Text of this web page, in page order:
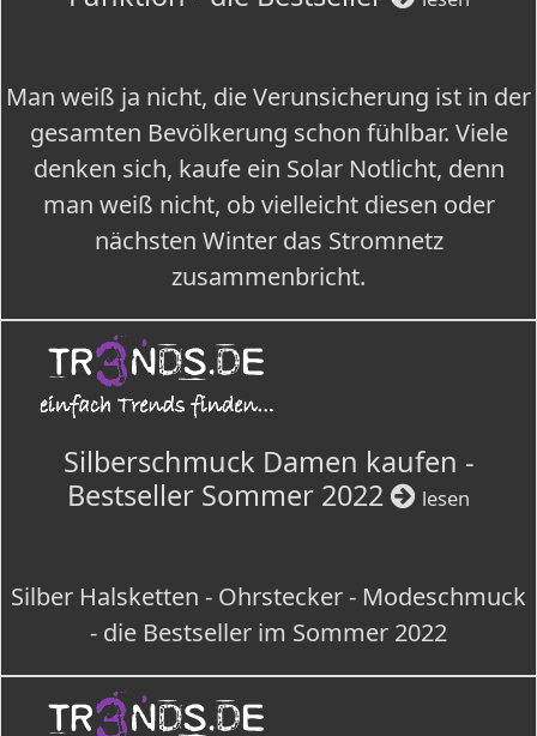
Man weiß ja nicht, die Verunsicherung ist in der
gesamten Bevölkerung schon fühlbar. Viele
denken sich, kaufe ein Solar Notlicht, denn
man weiß nicht, ob vielleicht diesen oder
nächsten Winter das Stromnetz
zusammenbricht.
Silberschmuck Damen kaufen -
Bestseller Sommer 2022
lesen
Silber Halsketten - Ohrstecker - Modeschmuck
- die Bestseller im Sommer 2022